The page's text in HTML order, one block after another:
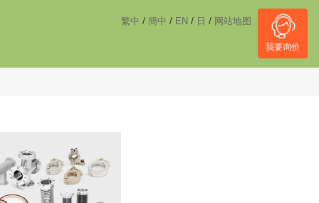
繁中 / 簡中 / EN / 日 / 网站地图
我要询价